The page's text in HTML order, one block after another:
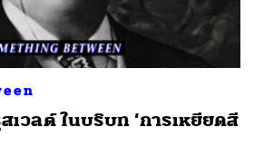
สเวลต์ ในบริบท ‘การเหยียดสี